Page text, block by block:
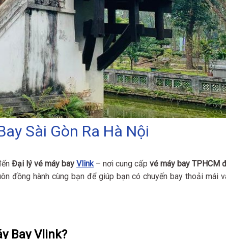
Sài Gòn Ra Hà Nội
Đại lý vé máy bay Vlink – nơi cung cấp vé máy bay TPHCM
đồng hành cùng bạn để giúp bạn có chuyến bay thoải mái
Bay Vlink?